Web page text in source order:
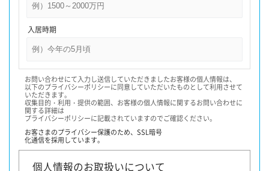
入居時期
お問い合わせにて入力し送信していただきましたお客様の個人情報は、
以下のプライバシーポリシーに同意していただいたものとして利用させて
いただきます。
収集目的・利用・提供の範囲、お客様の個人情報に関するお問い合わせに
関する詳細は
プライバシーポリシーに記載されていますのでご確認ください。
お客さまのプライバシー保護のため、 SSL暗号
化通信を採用しています。
個人情報のお取扱いについて